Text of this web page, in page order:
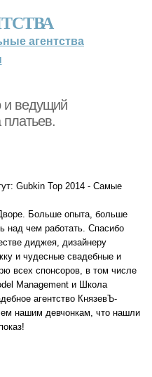
агентства
и ведущий
платьев.
Gubkin Top 2014 - Самые
Больше опыта, больше
над чем работать. Спасибо
диджея, дизайнеру
и чудесные свадебные и
всех спонсоров, в том числе
Management и Школа
агентство КнязевЪ-
нашим девчонкам, что нашли